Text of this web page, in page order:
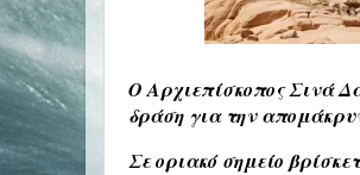
Ο Αρχιεπίσκοπος Σινά
δράση για την
Σε οριακό σημείο